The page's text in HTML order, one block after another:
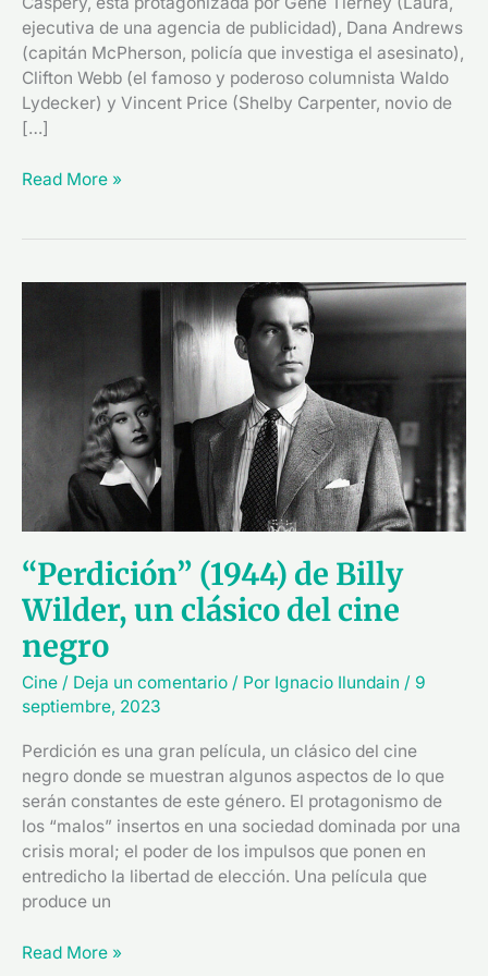
ejecutiva de una agencia de publicidad), Dana Andrews
(capitán McPherson, policía que investiga el asesinato),
Clifton Webb (el famoso y poderoso columnista Waldo
Lydecker) y Vincent Price (Shelby Carpenter, novio de
[…]
Read More »
“Perdición” (1944) de Billy
Wilder, un clásico del cine
negro
Cine / Deja un comentario / Por Ignacio Ilundain / 9
septiembre, 2023
Perdición es una gran película, un clásico del cine
negro donde se muestran algunos aspectos de lo que
serán constantes de este género. El protagonismo de
los “malos” insertos en una sociedad dominada por una
crisis moral; el poder de los impulsos que ponen en
entredicho la libertad de elección. Una película que
produce un
Wilder,
clásico
del
cine
negro
Read More »